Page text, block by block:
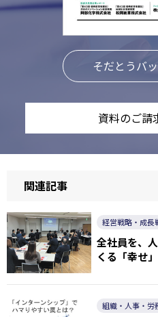
そだとうバ
資料のご請
関連記事
経営戦略・成長
全社員を、
くる「幸せ
組織・人事・労